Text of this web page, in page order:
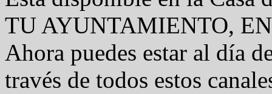
TU AYUNTAMIENTO,
Ahora puedes estar al día
través de todos estos